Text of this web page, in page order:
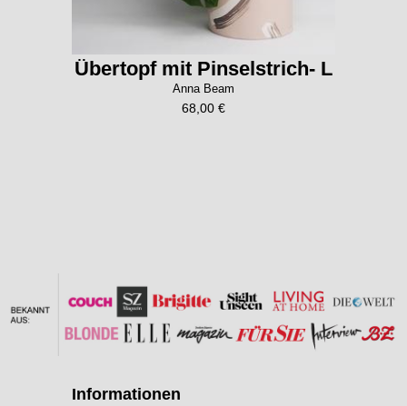
Übertopf mit Pinselstrich- L
Anna Beam
68,00 €
Informationen